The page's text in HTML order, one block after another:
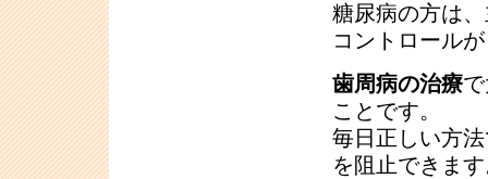
糖尿病の方は
コントロール
歯周病の治療
ことです。
毎日正しい方
を阻止できま